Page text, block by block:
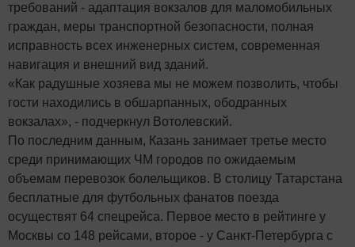
требований - адаптация вокзалов для маломобильных
граждан, меры транспортной безопасности, полная
исправность всех инженерных систем, современная
навигация и внешний вид зданий.
«Как радушные хозяева мы не можем позволить, чтобы
гости находились в обшарпанных, ободранных
вокзалах», - подчеркнул Вотолевский.
По последним данным, Казань занимает третье место
среди принимающих ЧМ городов по ожидаемым
объемам перевозок болельщиков. В столицу Татарстана
бесплатные для футбольных фанатов поезда
осуществят 64 спецрейса. Первое место в рейтинге у
Москвы со 148 рейсами, второе - у Санкт-Петербурга с